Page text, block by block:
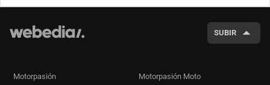
SUBIR
Motorpasión Motorpasión Moto